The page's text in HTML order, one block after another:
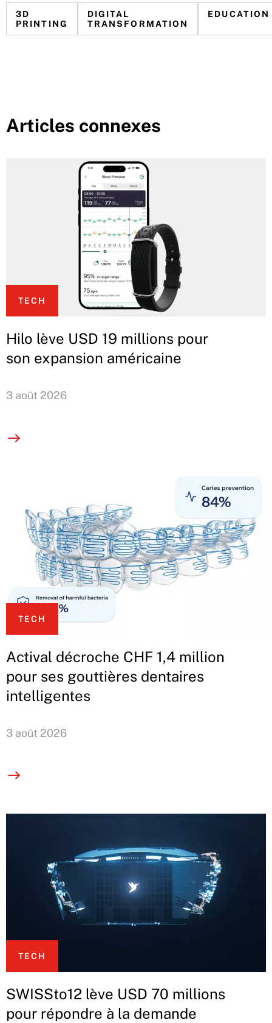
3D
PRINTING
DIGITAL
TRANSFORMATION
EDUCATION
Articles connexes
TECH
Hilo lève USD 19 millions pour
son expansion américaine
3 août 2026
TECH
Actival décroche CHF 1,4 million
pour ses gouttières dentaires
intelligentes
3 août 2026
TECH
SWISSto12 lève USD 70 millions
pour répondre à la demande